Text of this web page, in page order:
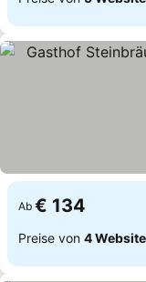
Ab € 134
Preise von 4